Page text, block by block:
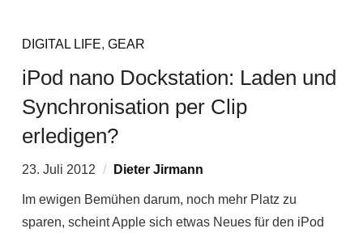
DIGITAL LIFE, GEAR
iPod nano Dockstation: Laden und
Synchronisation per Clip
erledigen?
23. Juli 2012 Dieter Jirmann
Im ewigen Bemühen darum, noch mehr Platz zu
sparen, scheint Apple sich etwas Neues für den iPod